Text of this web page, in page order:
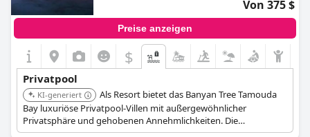
Von 375 $
Preise anzeigen
$
Privatpool
KI-generiert
Als Resort bietet das Banyan Tree Tamouda
Bay luxuriöse Privatpool-Villen mit außergewöhnlicher
Privatsphäre und gehobenen Annehmlichkeiten. Die
Kombination aus einem Privatstrand, mehreren